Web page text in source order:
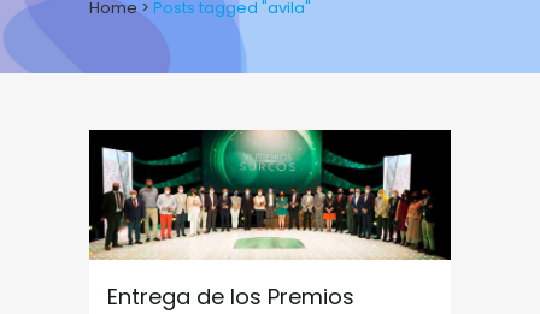
Home> Posts tagged "avila"
Entrega de los Premios